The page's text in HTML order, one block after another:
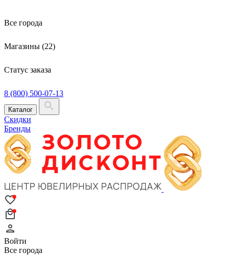
Все города
Магазины (22)
Статус заказа
8 (800) 500-07-13
Каталог
Скидки
Бренды
Войти
Все города